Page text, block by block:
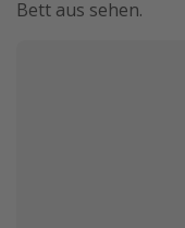
Bett aus sehen.